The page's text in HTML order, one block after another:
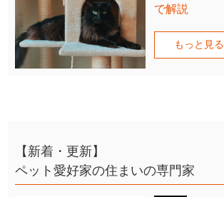
で解説
もっと見る
【新着・更新】
ペット愛好家の住まいの専門家